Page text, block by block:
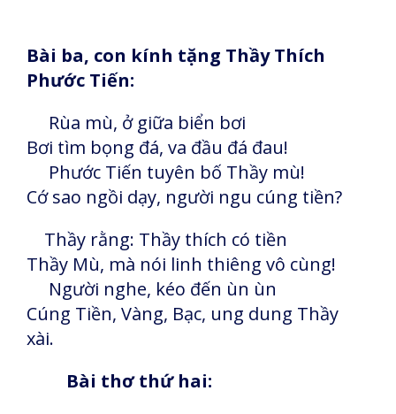
Bài ba, con kính tặng Thầy Thích
Phước Tiến:
Rùa mù, ở giữa biển bơi
Bơi tìm bọng đá, va đầu đá đau!
Phước Tiến tuyên bố Thầy mù!
Cớ sao ngồi dạy, người ngu cúng tiền?
Thầy rằng: Thầy thích có tiền
Thầy Mù, mà nói linh thiêng vô cùng!
Người nghe, kéo đến ùn ùn
Cúng Tiền, Vàng, Bạc, ung dung Thầy
xài.
Bài thơ thứ hai: